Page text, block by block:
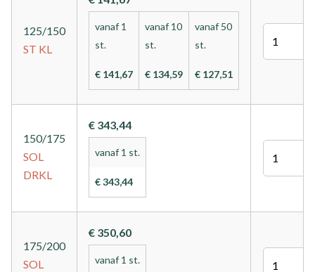
125/150
ST KL
vanaf 1
st.
€ 141,67
vanaf 10
st.
€ 134,59
vanaf 50
st.
€ 127,51
150/175
SOL
DRKL
€ 343,44
vanaf 1 st.
€ 343,44
175/200
SOL
€ 350,60
vanaf 1 st.